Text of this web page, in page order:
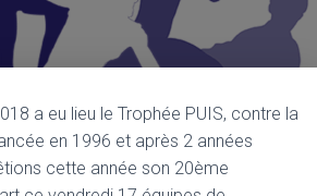
a eu lieu le Trophée PUIS, contre la
en 1996 et après 2 années
cette année son 20ème